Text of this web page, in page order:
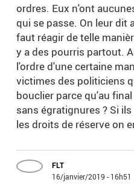
ordres. Eux n'ont
qui se passe. On leur dit
faut réagir de telle
y a des pourris partout.
l'ordre d'une certaine
victimes des politiciens
bouclier parce qu'au
sans égratignures ? Si
les droits de réserve on
FLT
16/janvier/2019 - 16h51